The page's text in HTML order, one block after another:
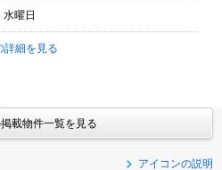
水曜日
詳細を見る
載物件一覧を見る
アイコンの説明